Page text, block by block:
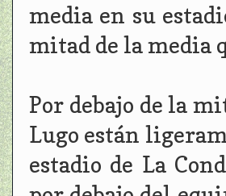
media en su
mitad de la media
Por debajo de la
Lugo están
estadio de La